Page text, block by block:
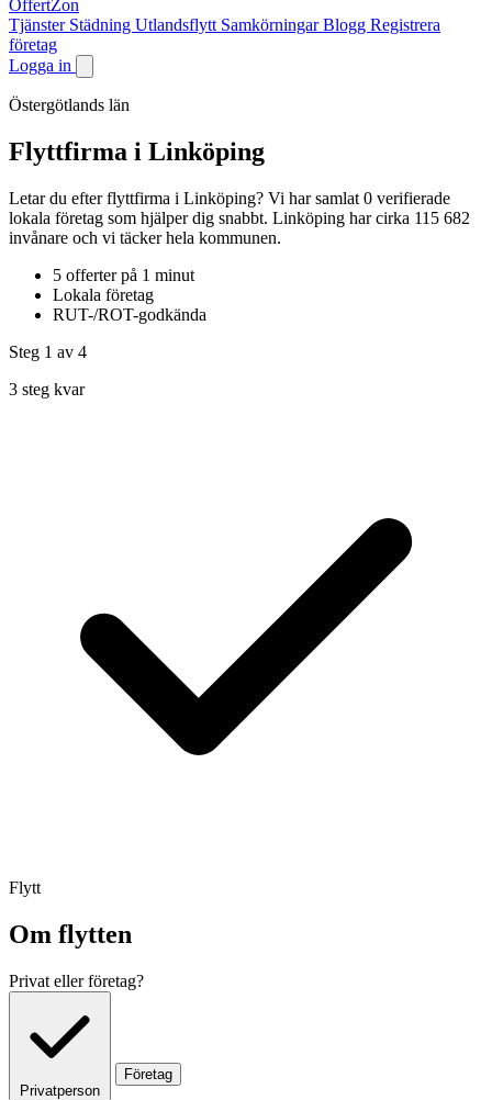
OffertZon
Tjänster Städning Utlandsflytt SamkörningarBlogg Registrera
företag
Logga in
Östergötlands län
Flyttfirma i Linköping
Letar du efter flyttfirma i Linköping? Vi har samlat 0 verifierade
lokala företag som hjälper dig snabbt. Linköping har cirka 115 682
invånare och vi täcker hela kommunen.
5 offerter på 1 minut
Lokala företag
RUT-/ROT-godkända
Steg 1 av 4
3 steg kvar
Flytt
Om flytten
Privat eller företag?
Privatperson
Företag